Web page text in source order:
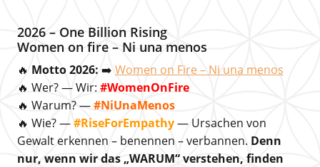
2026 – One Billion Rising
Women on fire – Ni una menos
🔥 Motto 2026: ➡️ Women on Fire – Ni una menos
🔥 Wer? — Wir: #WomenOnFire
🔥 Warum? —#NiUnaMenos
🔥 Wie? —#RiseForEmpathy— Ursachen von
Gewalt erkennen – benennen – verbannen. Denn
nur, wenn wir das „WARUM“ verstehen, finden